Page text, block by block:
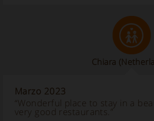
Chiara
Marzo 2023
“Wonderful place to stay in a
very good restaurants.”